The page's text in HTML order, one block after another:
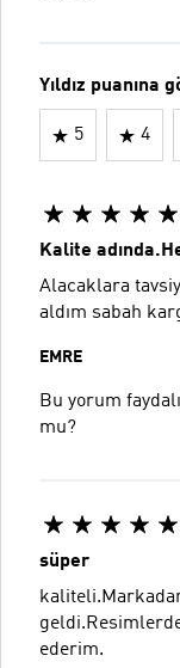
Yıldız puanına
5 4
Kalite
Alacaklara
aldım sabah
EMRE
Bu yorum
mu?
süper
ederim.